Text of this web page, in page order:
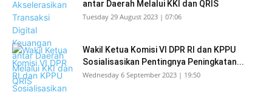
antar Daerah Melalui KKI dan QRIS
Tuesday 29 August 2023 | 07:06
Wakil Ketua Komisi VI DPR RI dan KPPU
Sosialisasikan Pentingnya Peningkatan...
Wednesday 6 September 2023 | 19:50